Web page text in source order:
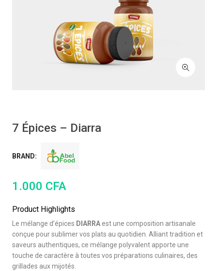
7 Épices – Diarra
BRAND:
1.000 CFA
Product Highlights
Le mélange d’épices DIARRAest une composition artisanale
conçue pour sublimer vos plats au quotidien. Alliant tradition et
saveurs authentiques, ce mélange polyvalent apporte une
touche de caractère à toutes vos préparations culinaires, des
grillades aux mijotés.